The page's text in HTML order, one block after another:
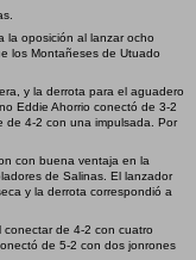
la oposición al lanzar ocho
los Montañeses de Utuado
y la derrota para el aguadero
Eddie Ahorrio conectó de 3-2
de 4-2 con una impulsada. Por
con buena ventaja en la
de Salinas. El lanzador
y la derrota correspondió a
de 4-2 con cuatro
de 5-2 con dos jonrones